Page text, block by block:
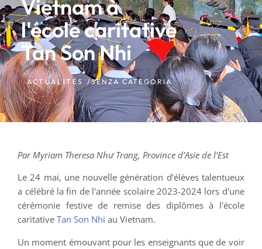
Vietnam à
l'école caritative
Tan Son Nhi
ACTUALITÉS /SENZA CATEGORIA
Par Myriam Theresa Như Trang, Province d’Asie de l’Est
Le 24 mai, une nouvelle génération d’élèves talentueux
a célébré la fin de l'année scolaire 2023-2024 lors d'une
cérémonie festive de remise des diplômes à l'école
caritativeTan Son Nhi au Vietnam.
Un moment émouvant pour les enseignants que de voir